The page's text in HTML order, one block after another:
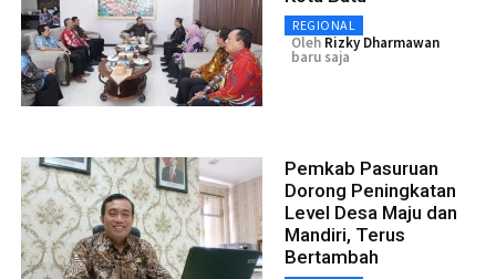
REGIONAL
Oleh Rizky Dharmawan
baru saja
Pemkab Pasuruan
Dorong Peningkatan
Level Desa Maju dan
Mandiri, Terus
Bertambah